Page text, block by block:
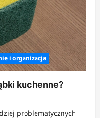
i organizacja
kuchenne?
problematycznych